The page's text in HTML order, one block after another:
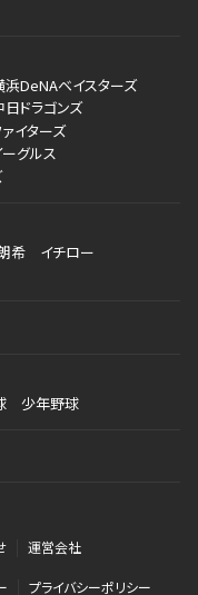
浜DeNAベイスターズ
日ドラゴンズ
イターズ
グルス
希
イチロー
少年野球
運営会社
プライバシーポリシー